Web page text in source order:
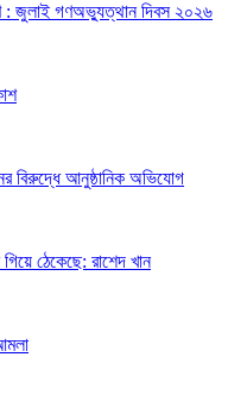
: জুলাই গণঅভ্যুত্থান দিবস ২০২৬
বিরুদ্ধে আনুষ্ঠানিক অভিযোগ
ঠেকেছে: রাশেদ খান